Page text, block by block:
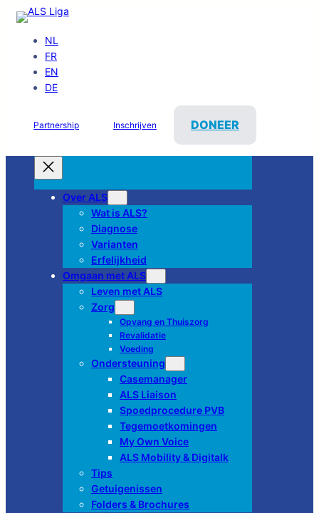
NL
FR
EN
DE
Partnership Inschrijven DONEER
Over ALS
Wat is ALS?
Diagnose
Varianten
Erfelijkheid
Omgaan met ALS
Leven met ALS
Zorg
Opvang en Thuiszorg
Revalidatie
Voeding
Ondersteuning
Casemanager
ALS Liaison
Spoedprocedure PVB
Tegemoetkomingen
My Own Voice
ALS Mobility & Digitalk
Tips
Getuigenissen
Folders & Brochures